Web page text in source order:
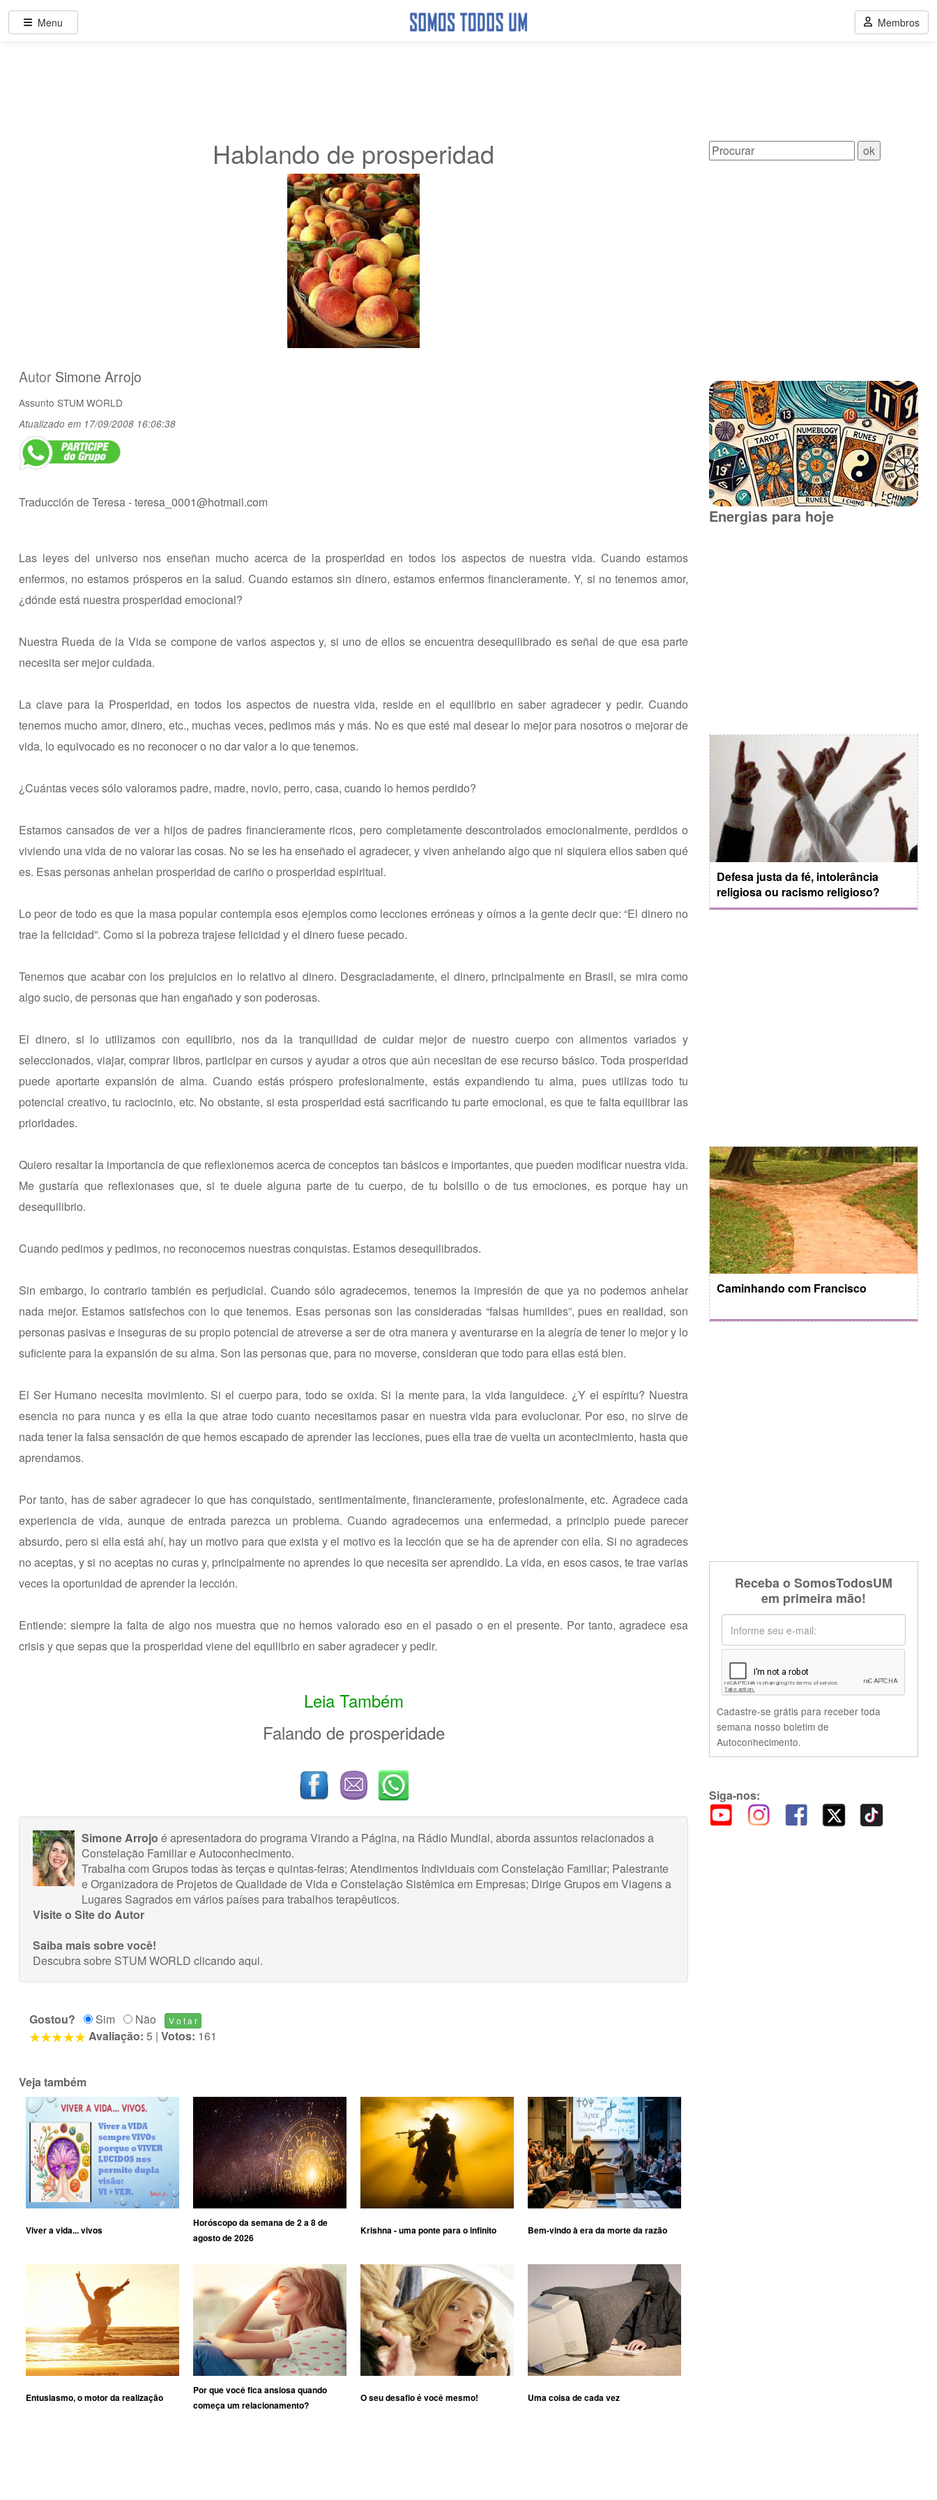
Hablando de prosperidad
Autor Simone Arrojo
Assunto STUM WORLD
Atualizado em 17/09/2008 16:06:38
Traducción de Teresa -teresa_0001@hotmail.com
Las leyes del universo nos enseñan mucho acerca de la prosperidad en todos los aspectos de nuestra vida. Cuando estamos
enfermos, no estamos prósperos en la salud. Cuando estamos sin dinero, estamos enfermos financieramente. Y, si no tenemos amor,
¿dónde está nuestra prosperidad emocional?
Nuestra Rueda de la Vida se compone de varios aspectos y, si uno de ellos se encuentra desequilibrado es señal de que esa parte
necesita ser mejor cuidada.
La clave para la Prosperidad, en todos los aspectos de nuestra vida, reside en el equilibrio en saber agradecer y pedir. Cuando
tenemos mucho amor, dinero, etc., muchas veces, pedimos más y más. No es que esté mal desear lo mejor para nosotros o mejorar de
vida, lo equivocado es no reconocer o no dar valor a lo que tenemos.
¿Cuántas veces sólo valoramos padre, madre, novio, perro, casa, cuando lo hemos perdido?
Estamos cansados de ver a hijos de padres financieramente ricos, pero completamente descontrolados emocionalmente, perdidos o
viviendo una vida de no valorar las cosas. No se les ha enseñado el agradecer, y viven anhelando algo que ni siquiera ellos saben qué
es. Esas personas anhelan prosperidad de cariño o prosperidad espiritual.
Lo peor de todo es que la masa popular contempla esos ejemplos como lecciones erróneas y oímos a la gente decir que: “El dinero no
trae la felicidad”. Como si la pobreza trajese felicidad y el dinero fuese pecado.
Tenemos que acabar con los prejuicios en lo relativo al dinero. Desgraciadamente, el dinero, principalmente en Brasil, se mira como
algo sucio, de personas que han engañado y son poderosas.
El dinero, si lo utilizamos con equilibrio, nos da la tranquilidad de cuidar mejor de nuestro cuerpo con alimentos variados y
seleccionados, viajar, comprar libros, participar en cursos y ayudar a otros que aún necesitan de ese recurso básico. Toda prosperidad
puede aportarte expansión de alma. Cuando estás próspero profesionalmente, estás expandiendo tu alma, pues utilizas todo tu
potencial creativo, tu raciocinio, etc. No obstante, si esta prosperidad está sacrificando tu parte emocional, es que te falta equilibrar las
prioridades.
Quiero resaltar la importancia de que reflexionemos acerca de conceptos tan básicos e importantes, que pueden modificar nuestra vida.
Me gustaría que reflexionases que, si te duele alguna parte de tu cuerpo, de tu bolsillo o de tus emociones, es porque hay un
desequilibrio.
Cuando pedimos y pedimos, no reconocemos nuestras conquistas. Estamos desequilibrados.
Sin embargo, lo contrario también es perjudicial. Cuando sólo agradecemos, tenemos la impresión de que ya no podemos anhelar
nada mejor. Estamos satisfechos con lo que tenemos. Esas personas son las consideradas “falsas humildes”, pues en realidad, son
personas pasivas e inseguras de su propio potencial de atreverse a ser de otra manera y aventurarse en la alegría de tener lo mejor y lo
suficiente para la expansión de su alma. Son las personas que, para no moverse, consideran que todo para ellas está bien.
El Ser Humano necesita movimiento. Si el cuerpo para, todo se oxida. Si la mente para, la vida languidece. ¿Y el espíritu? Nuestra
esencia no para nunca y es ella la que atrae todo cuanto necesitamos pasar en nuestra vida para evolucionar. Por eso, no sirve de
nada tener la falsa sensación de que hemos escapado de aprender las lecciones, pues ella trae de vuelta un acontecimiento, hasta que
aprendamos.
Por tanto, has de saber agradecer lo que has conquistado, sentimentalmente, financieramente, profesionalmente, etc. Agradece cada
experiencia de vida, aunque de entrada parezca un problema. Cuando agradecemos una enfermedad, a principio puede parecer
absurdo, pero si ella está ahí, hay un motivo para que exista y el motivo es la lección que se ha de aprender con ella. Si no agradeces
no aceptas, y si no aceptas no curas y, principalmente no aprendes lo que necesita ser aprendido. La vida, en esos casos, te trae varias
veces la oportunidad de aprender la lección.
Entiende: siempre la falta de algo nos muestra que no hemos valorado eso en el pasado o en el presente. Por tanto, agradece esa
crisis y que sepas que la prosperidad viene del equilibrio en saber agradecer y pedir.
Leia Também
Falando de prosperidade
Simone Arrojo é apresentadora do programa Virando a Página, na Rádio Mundial, aborda assuntos relacionados a
Constelação Familiar e Autoconhecimento.
Trabalha com Grupos todas às terças e quintas-feiras; Atendimentos Individuais com Constelação Familiar; Palestrante
e Organizadora de Projetos de Qualidade de Vida e Constelação Sistêmica em Empresas; Dirige Grupos em Viagens a
Lugares Sagrados em vários países para trabalhos terapêuticos.
Visite o Site do Autor
Saiba mais sobre você!
Descubra sobre STUM WORLD clicando aqui.
Gostou? Sim
Não
Avaliação: 5 | Votos: 161
Veja também
Viver a vida... vivos
Horóscopo da semana de 2 a 8 de
agosto de 2026
Krishna - uma ponte para o infinito Bem-vindo à era da morte da razão
Entusiasmo, o motor da realização
Por que você fica ansiosa quando
começa um relacionamento?
O seu desafio é você mesmo! Uma coisa de cada vez
Energias para hoje
Defesa justa da fé, intolerância
religiosa ou racismo religioso?
Caminhando com Francisco
Receba o SomosTodosUM
em primeira mão!
Cadastre-se grátis para receber toda
semana nosso boletim de
Autoconhecimento.
Siga-nos:
Menu Membros